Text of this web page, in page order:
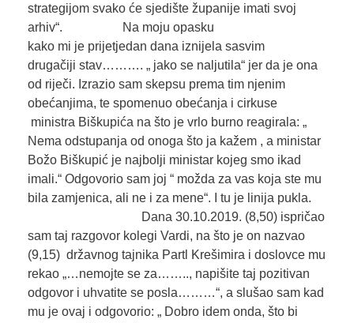
strategijom svako će sjedište županije imati svoj
arhiv“. Na moju opasku
kako mi je prijetjedan dana iznijela sasvim
drugačiji stav………. „ jako se naljutila“ jer da je ona
od riječi. Izrazio sam skepsu prema tim njenim
obećanjima, te spomenuo obećanja i cirkuse
ministra Biškupića na što je vrlo burno reagirala: „
Nema odstupanja od onoga što ja kažem , a ministar
Božo Biškupić je najbolji ministar kojeg smo ikad
imali.“ Odgovorio sam joj “ možda za vas koja ste mu
bila zamjenica, ali ne i za mene“. I tu je linija pukla.
Dana 30.10.2019. (8,50) ispričao
sam taj razgovor kolegi Vardi, na što je on nazvao
(9,15) državnog tajnika Partl Krešimira i doslovce mu
rekao „…nemojte se za…….., napišite taj pozitivan
odgovor i uhvatite se posla………“, a slušao sam kad
mu je ovaj i odgovorio: „ Dobro idem onda, što bi